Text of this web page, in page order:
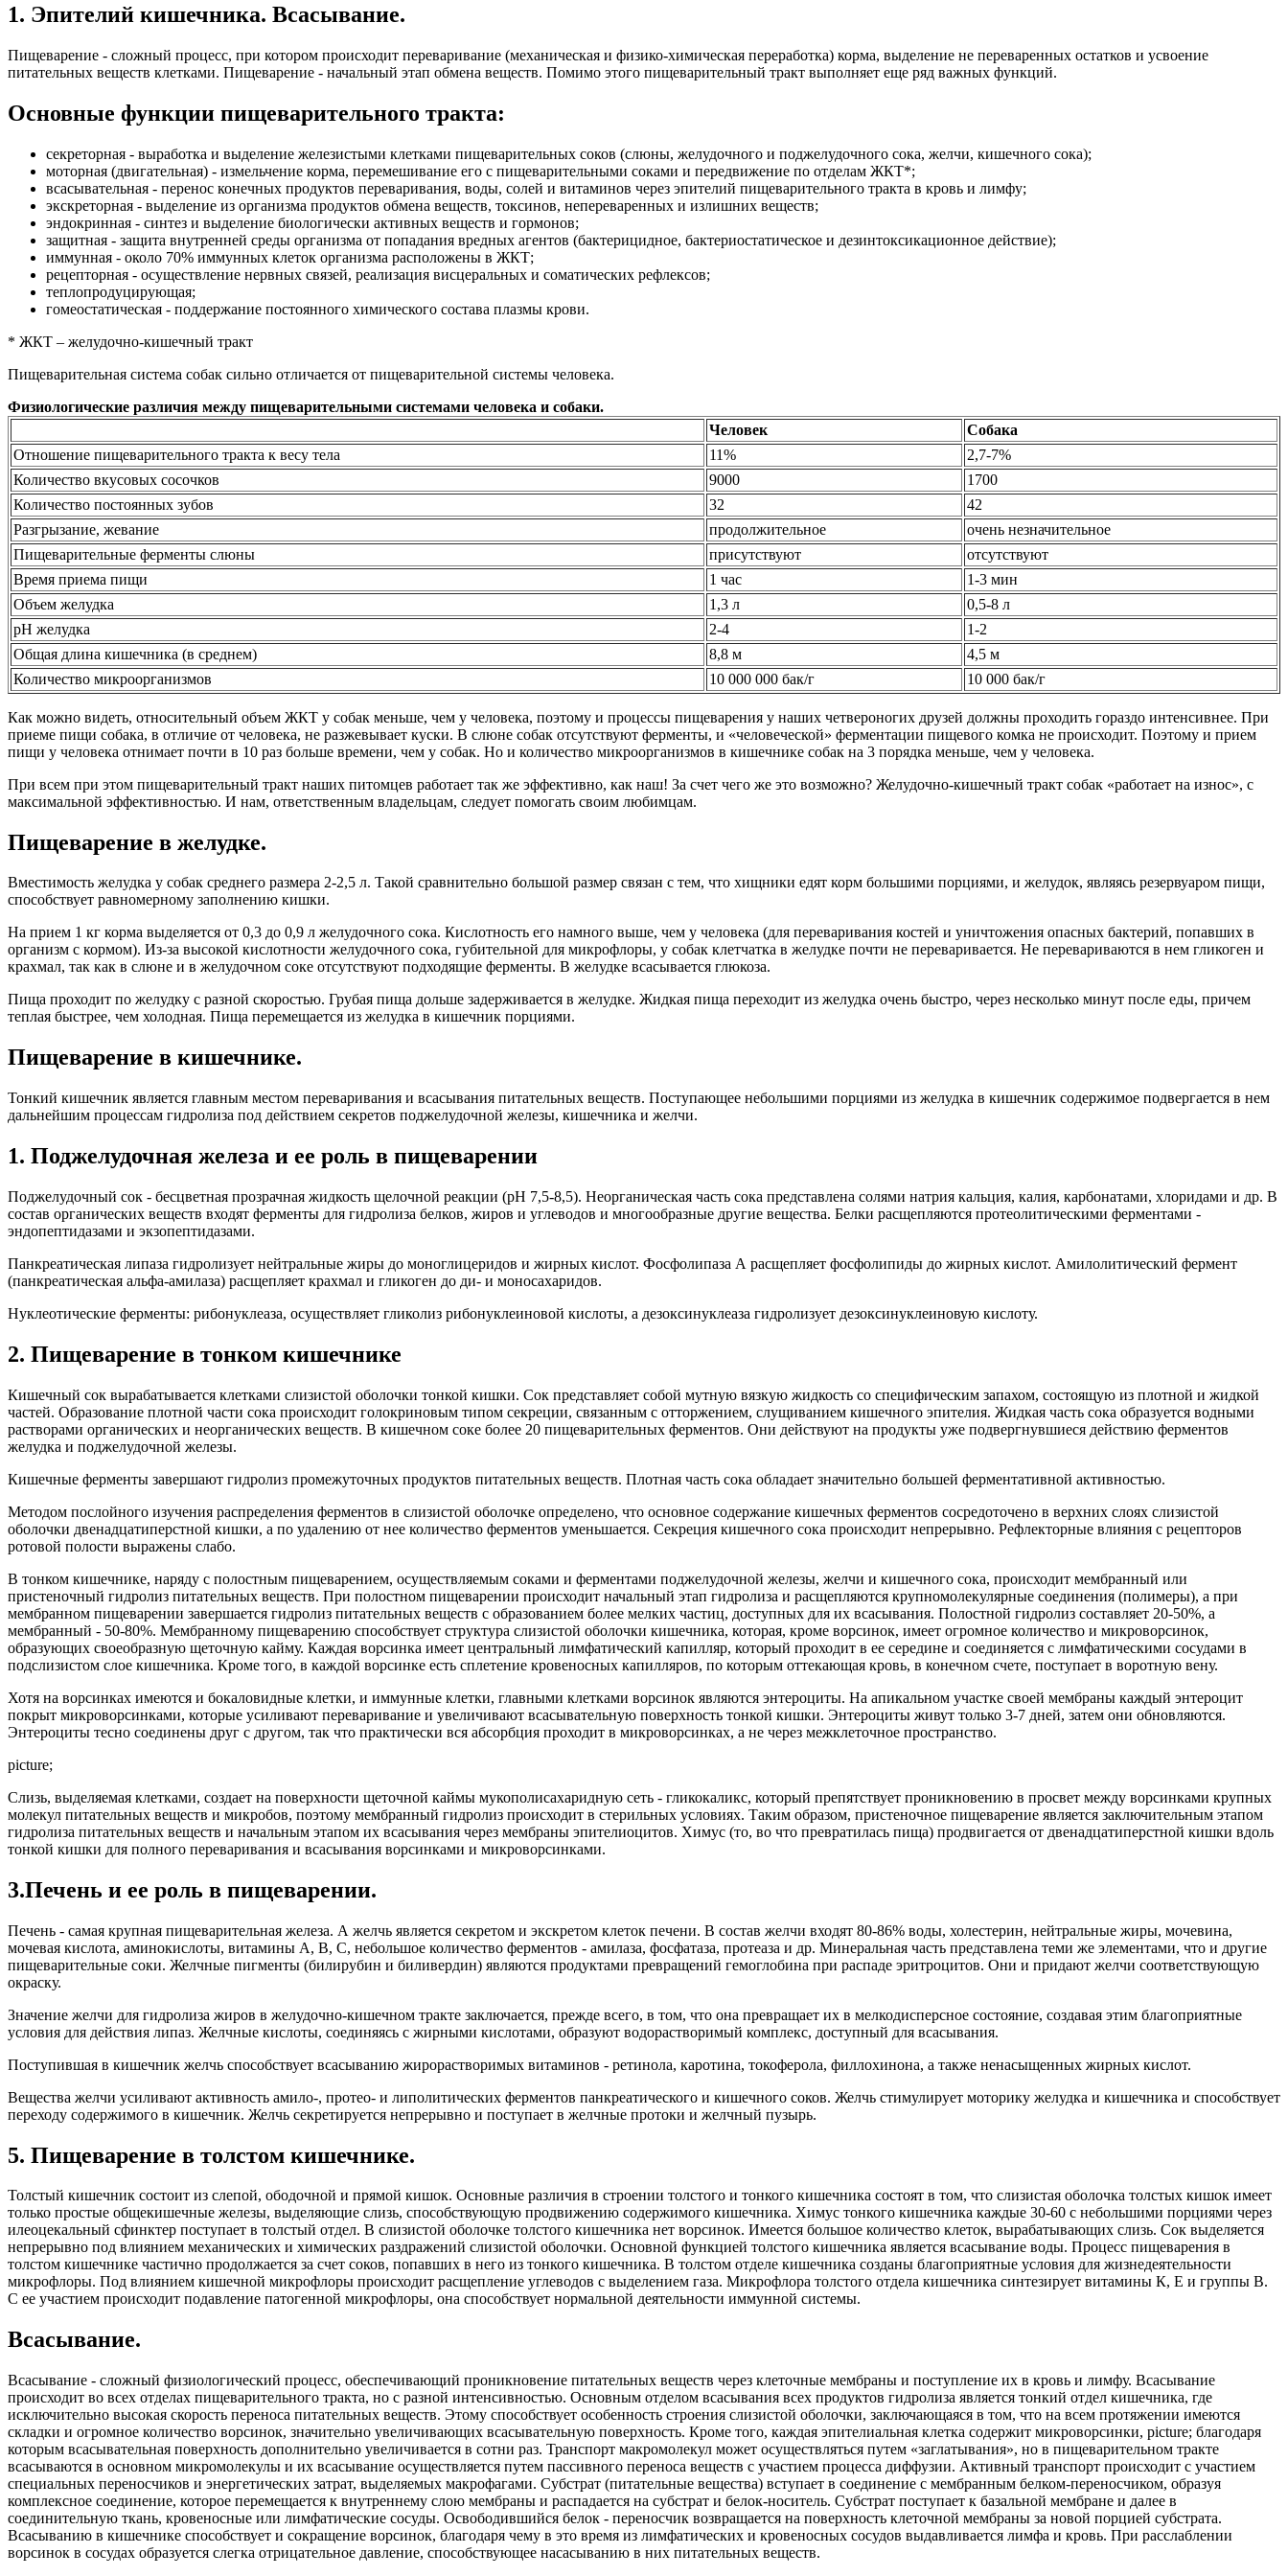
1. Эпителий кишечника. Всасывание.
Пищеварение - сложный процесс, при котором происходит переваривание (механическая и физико-химическая переработка) корма, выделение не переваренных остатков и усвоение
питательных веществ клетками. Пищеварение - начальный этап обмена веществ. Помимо этого пищеварительный тракт выполняет еще ряд важных функций.
Основные функции пищеварительного тракта:
секреторная - выработка и выделение железистыми клетками пищеварительных соков (слюны, желудочного и поджелудочного сока, желчи, кишечного сока);
моторная (двигательная) - измельчение корма, перемешивание его с пищеварительными соками и передвижение по отделам ЖКТ*;
всасывательная - перенос конечных продуктов переваривания, воды, солей и витаминов через эпителий пищеварительного тракта в кровь и лимфу;
экскреторная - выделение из организма продуктов обмена веществ, токсинов, непереваренных и излишних веществ;
эндокринная - синтез и выделение биологически активных веществ и гормонов;
защитная - защита внутренней среды организма от попадания вредных агентов (бактерицидное, бактериостатическое и дезинтоксикационное действие);
иммунная - около 70% иммунных клеток организма расположены в ЖКТ;
рецепторная - осуществление нервных связей, реализация висцеральных и соматических рефлексов;
теплопродуцирующая;
гомеостатическая - поддержание постоянного химического состава плазмы крови.
* ЖКТ – желудочно-кишечный тракт
Пищеварительная система собак сильно отличается от пищеварительной системы человека.
Физиологические различия между пищеварительными системами человека и собаки.
Человек
Собака
Отношение пищеварительного тракта к весу тела
11%
2,7-7%
Количество вкусовых сосочков
9000
1700
Количество постоянных зубов
32
42
Разгрызание, жевание
продолжительное
очень незначительное
Пищеварительные ферменты слюны
присутствуют
отсутствуют
Время приема пищи
1 час
1-3 мин
Объем желудка
1,3 л
0,5-8 л
pH желудка
2-4
1-2
Общая длина кишечника (в среднем)
8,8 м
4,5 м
Количество микроорганизмов
10 000 000 бак/г 10 000 бак/г
Как можно видеть, относительный объем ЖКТ у собак меньше, чем у человека, поэтому и процессы пищеварения у наших четвероногих друзей должны проходить гораздо интенсивнее. При
приеме пищи собака, в отличие от человека, не разжевывает куски. В слюне собак отсутствуют ферменты, и «человеческой» ферментации пищевого комка не происходит. Поэтому и прием
пищи у человека отнимает почти в 10 раз больше времени, чем у собак. Но и количество микроорганизмов в кишечнике собак на 3 порядка меньше, чем у человека.
При всем при этом пищеварительный тракт наших питомцев работает так же эффективно, как наш! За счет чего же это возможно? Желудочно-кишечный тракт собак «работает на износ», с
максимальной эффективностью. И нам, ответственным владельцам, следует помогать своим любимцам.
Пищеварение в желудке.
Вместимость желудка у собак среднего размера 2-2,5 л. Такой сравнительно большой размер связан с тем, что хищники едят корм большими порциями, и желудок, являясь резервуаром пищи,
способствует равномерному заполнению кишки.
На прием 1 кг корма выделяется от 0,3 до 0,9 л желудочного сока. Кислотность его намного выше, чем у человека (для переваривания костей и уничтожения опасных бактерий, попавших в
организм с кормом). Из-за высокой кислотности желудочного сока, губительной для микрофлоры, у собак клетчатка в желудке почти не переваривается. Не перевариваются в нем гликоген и
крахмал, так как в слюне и в желудочном соке отсутствуют подходящие ферменты. В желудке всасывается глюкоза.
Пища проходит по желудку с разной скоростью. Грубая пища дольше задерживается в желудке. Жидкая пища переходит из желудка очень быстро, через несколько минут после еды, причем
теплая быстрее, чем холодная. Пища перемещается из желудка в кишечник порциями.
Пищеварение в кишечнике.
Тонкий кишечник является главным местом переваривания и всасывания питательных веществ. Поступающее небольшими порциями из желудка в кишечник содержимое подвергается в нем
дальнейшим процессам гидролиза под действием секретов поджелудочной железы, кишечника и желчи.
1. Поджелудочная железа и ее роль в пищеварении
Поджелудочный сок - бесцветная прозрачная жидкость щелочной реакции (рН 7,5-8,5). Неорганическая часть сока представлена солями натрия кальция, калия, карбонатами, хлоридами и др. В
состав органических веществ входят ферменты для гидролиза белков, жиров и углеводов и многообразные другие вещества. Белки расщепляются протеолитическими ферментами -
эндопептидазами и экзопептидазами.
Панкреатическая липаза гидролизует нейтральные жиры до моноглицеридов и жирных кислот. Фосфолипаза А расщепляет фосфолипиды до жирных кислот. Амилолитический фермент
(панкреатическая альфа-амилаза) расщепляет крахмал и гликоген до ди- и моносахаридов.
Нуклеотические ферменты: рибонуклеаза, осуществляет гликолиз рибонуклеиновой кислоты, а дезоксинуклеаза гидролизует дезоксинуклеиновую кислоту.
2. Пищеварение в тонком кишечнике
Кишечный сок вырабатывается клетками слизистой оболочки тонкой кишки. Сок представляет собой мутную вязкую жидкость со специфическим запахом, состоящую из плотной и жидкой
частей. Образование плотной части сока происходит голокриновым типом секреции, связанным с отторжением, слущиванием кишечного эпителия. Жидкая часть сока образуется водными
растворами органических и неорганических веществ. В кишечном соке более 20 пищеварительных ферментов. Они действуют на продукты уже подвергнувшиеся действию ферментов
желудка и поджелудочной железы.
Кишечные ферменты завершают гидролиз промежуточных продуктов питательных веществ. Плотная часть сока обладает значительно большей ферментативной активностью.
Методом послойного изучения распределения ферментов в слизистой оболочке определено, что основное содержание кишечных ферментов сосредоточено в верхних слоях слизистой
оболочки двенадцатиперстной кишки, а по удалению от нее количество ферментов уменьшается. Секреция кишечного сока происходит непрерывно. Рефлекторные влияния с рецепторов
ротовой полости выражены слабо.
В тонком кишечнике, наряду с полостным пищеварением, осуществляемым соками и ферментами поджелудочной железы, желчи и кишечного сока, происходит мембранный или
пристеночный гидролиз питательных веществ. При полостном пищеварении происходит начальный этап гидролиза и расщепляются крупномолекулярные соединения (полимеры), а при
мембранном пищеварении завершается гидролиз питательных веществ с образованием более мелких частиц, доступных для их всасывания. Полостной гидролиз составляет 20-50%, а
мембранный - 50-80%. Мембранному пищеварению способствует структура слизистой оболочки кишечника, которая, кроме ворсинок, имеет огромное количество и микроворсинок,
образующих своеобразную щеточную кайму. Каждая ворсинка имеет центральный лимфатический капилляр, который проходит в ее середине и соединяется с лимфатическими сосудами в
подслизистом слое кишечника. Кроме того, в каждой ворсинке есть сплетение кровеносных капилляров, по которым оттекающая кровь, в конечном счете, поступает в воротную вену.
Хотя на ворсинках имеются и бокаловидные клетки, и иммунные клетки, главными клетками ворсинок являются энтероциты. На апикальном участке своей мембраны каждый энтероцит
покрыт микроворсинками, которые усиливают переваривание и увеличивают всасывательную поверхность тонкой кишки. Энтероциты живут только 3-7 дней, затем они обновляются.
Энтероциты тесно соединены друг с другом, так что практически вся абсорбция проходит в микроворсинках, а не через межклеточное пространство.
picture;
Слизь, выделяемая клетками, создает на поверхности щеточной каймы мукополисахаридную сеть - гликокаликс, который препятствует проникновению в просвет между ворсинками крупных
молекул питательных веществ и микробов, поэтому мембранный гидролиз происходит в стерильных условиях. Таким образом, пристеночное пищеварение является заключительным этапом
гидролиза питательных веществ и начальным этапом их всасывания через мембраны эпителиоцитов. Химус (то, во что превратилась пища) продвигается от двенадцатиперстной кишки вдоль
тонкой кишки для полного переваривания и всасывания ворсинками и микроворсинками.
3.Печень и ее роль в пищеварении.
Печень - самая крупная пищеварительная железа. А желчь является секретом и экскретом клеток печени. В состав желчи входят 80-86% воды, холестерин, нейтральные жиры, мочевина,
мочевая кислота, аминокислоты, витамины А, В, С, небольшое количество ферментов - амилаза, фосфатаза, протеаза и др. Минеральная часть представлена теми же элементами, что и другие
пищеварительные соки. Желчные пигменты (билирубин и биливердин) являются продуктами превращений гемоглобина при распаде эритроцитов. Они и придают желчи соответствующую
окраску.
Значение желчи для гидролиза жиров в желудочно-кишечном тракте заключается, прежде всего, в том, что она превращает их в мелкодисперсное состояние, создавая этим благоприятные
условия для действия липаз. Желчные кислоты, соединяясь с жирными кислотами, образуют водорастворимый комплекс, доступный для всасывания.
Поступившая в кишечник желчь способствует всасыванию жирорастворимых витаминов - ретинола, каротина, токоферола, филлохинона, а также ненасыщенных жирных кислот.
Вещества желчи усиливают активность амило-, протео- и липолитических ферментов панкреатического и кишечного соков. Желчь стимулирует моторику желудка и кишечника и способствует
переходу содержимого в кишечник. Желчь секретируется непрерывно и поступает в желчные протоки и желчный пузырь.
5. Пищеварение в толстом кишечнике.
Толстый кишечник состоит из слепой, ободочной и прямой кишок. Основные различия в строении толстого и тонкого кишечника состоят в том, что слизистая оболочка толстых кишок имеет
только простые общекишечные железы, выделяющие слизь, способствующую продвижению содержимого кишечника. Химус тонкого кишечника каждые 30-60 с небольшими порциями через
илеоцекальный сфинктер поступает в толстый отдел. В слизистой оболочке толстого кишечника нет ворсинок. Имеется большое количество клеток, вырабатывающих слизь. Сок выделяется
непрерывно под влиянием механических и химических раздражений слизистой оболочки. Основной функцией толстого кишечника является всасывание воды. Процесс пищеварения в
толстом кишечнике частично продолжается за счет соков, попавших в него из тонкого кишечника. В толстом отделе кишечника созданы благоприятные условия для жизнедеятельности
микрофлоры. Под влиянием кишечной микрофлоры происходит расщепление углеводов с выделением газа. Микрофлора толстого отдела кишечника синтезирует витамины К, Е и группы В.
С ее участием происходит подавление патогенной микрофлоры, она способствует нормальной деятельности иммунной системы.
Всасывание.
Всасывание - сложный физиологический процесс, обеспечивающий проникновение питательных веществ через клеточные мембраны и поступление их в кровь и лимфу. Всасывание
происходит во всех отделах пищеварительного тракта, но с разной интенсивностью. Основным отделом всасывания всех продуктов гидролиза является тонкий отдел кишечника, где
исключительно высокая скорость переноса питательных веществ. Этому способствует особенность строения слизистой оболочки, заключающаяся в том, что на всем протяжении имеются
складки и огромное количество ворсинок, значительно увеличивающих всасывательную поверхность. Кроме того, каждая эпителиальная клетка содержит микроворсинки, picture; благодаря
которым всасывательная поверхность дополнительно увеличивается в сотни раз. Транспорт макромолекул может осуществляться путем «заглатывания», но в пищеварительном тракте
всасываются в основном микромолекулы и их всасывание осуществляется путем пассивного переноса веществ с участием процесса диффузии. Активный транспорт происходит с участием
специальных переносчиков и энергетических затрат, выделяемых макрофагами. Субстрат (питательные вещества) вступает в соединение с мембранным белком-переносчиком, образуя
комплексное соединение, которое перемещается к внутреннему слою мембраны и распадается на субстрат и белок-носитель. Субстрат поступает к базальной мембране и далее в
соединительную ткань, кровеносные или лимфатические сосуды. Освободившийся белок - переносчик возвращается на поверхность клеточной мембраны за новой порцией субстрата.
Всасыванию в кишечнике способствует и сокращение ворсинок, благодаря чему в это время из лимфатических и кровеносных сосудов выдавливается лимфа и кровь. При расслаблении
ворсинок в сосудах образуется слегка отрицательное давление, способствующее насасыванию в них питательных веществ.